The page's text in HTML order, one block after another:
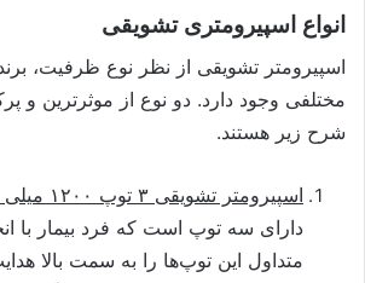
انواع اسپیرومتری تشویقی
اسپیرومتر تشویقی از نظر نوع ظرفیت،
مختلفی وجود دارد. دو نوع از موثرترین و
شرح زیر هستند.
اسپیرومتر تشویقی ۳ توپ ۱۲۰۰ میلی متری
دارای سه توپ است که فرد بیمار با
متداول این توپ‌ها را به سمت بالا